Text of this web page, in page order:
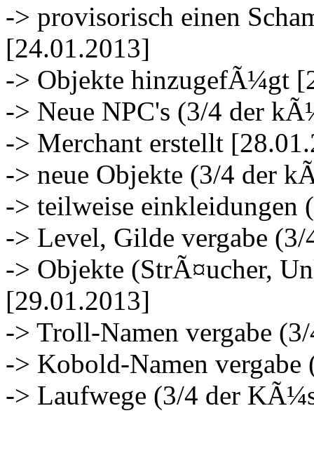
-> provisorisch einen
[24.01.2013]
-> Objekte hinzugefÃ¼gt
-> Neue NPC's (3/4 der
-> Merchant erstellt
-> neue Objekte (3/4 der
-> teilweise
-> Level, Gilde vergabe
-> Objekte (StrÃ¤ucher,
[29.01.2013]
-> Troll-Namen vergabe
-> Kobold-Namen
-> Laufwege (3/4 der